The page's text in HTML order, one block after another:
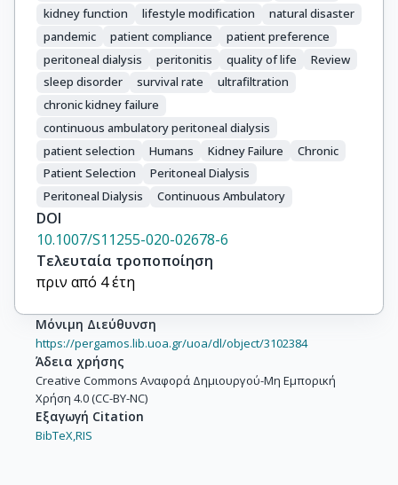
kidney function
lifestyle modification
natural disaster
pandemic
patient compliance
patient preference
peritoneal dialysis
peritonitis quality of life
Review
sleep disorder
survival rate
ultrafiltration
chronic kidney failure
continuous ambulatory peritoneal dialysis
patient selection
Humans Kidney Failure
Chronic
Patient Selection
Peritoneal Dialysis
Peritoneal Dialysis
Continuous Ambulatory
DOI
10.1007/S11255-020-02678-6
Τελευταία τροποποίηση
πριν από 4 έτη
Μόνιμη Διεύθυνση
https://pergamos.lib.uoa.gr/uoa/dl/object/3102384
Άδεια χρήσης
Creative Commons Αναφορά Δημιουργού-Μη Εμπορική
Χρήση 4.0 (CC-BY-NC)
Εξαγωγή Citation
BibTeX, RIS